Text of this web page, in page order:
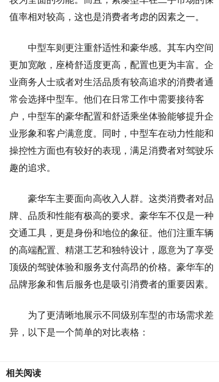
值率相对较高，这也是消费者考虑的因素之一。
中型车则更注重舒适性和豪华感。其车内空间
更加宽敞，座椅舒适度更高，配置也更为丰富。企
业商务人士或者对生活品质有较高追求的消费者通
常会选择中型车。他们在日常工作中需要接待客
户，中型车的豪华配置和舒适乘坐体验能够提升企
业形象和客户满意度。同时，中型车在动力性能和
操控性方面也有较好的表现，满足消费者对驾驶乐
趣的追求。
豪华车主要面向高收入人群。这类消费者对品
牌、品质和性能有极高的要求。豪华车不仅是一种
交通工具，更是身份和地位的象征。他们注重车辆
的高端配置、精湛工艺和独特设计，愿意为了享受
顶级的驾驶体验和服务支付高昂的价格。豪华车的
品牌形象和售后服务也是吸引消费者的重要因素。
为了更清晰地展示不同级别车型的市场需求差
异，以下是一个简单的对比表格：
相关阅读